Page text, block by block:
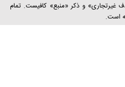
غیرتجاری» و ذکر «منبع» کافیست. تمام
است.